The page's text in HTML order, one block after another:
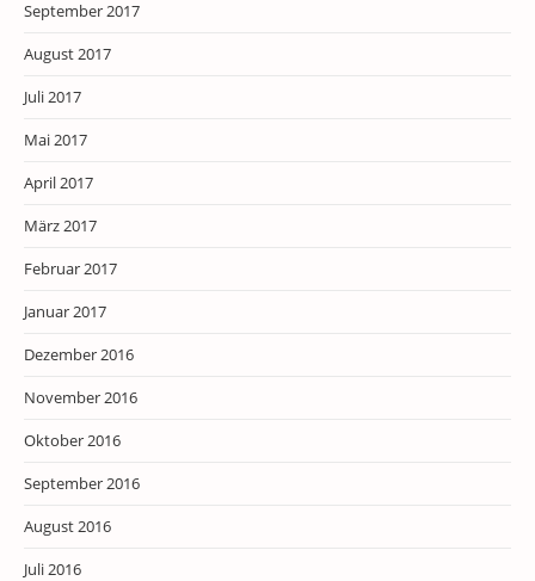
September 2017
August 2017
Juli 2017
Mai 2017
April 2017
März 2017
Februar 2017
Januar 2017
Dezember 2016
November 2016
Oktober 2016
September 2016
August 2016
Juli 2016